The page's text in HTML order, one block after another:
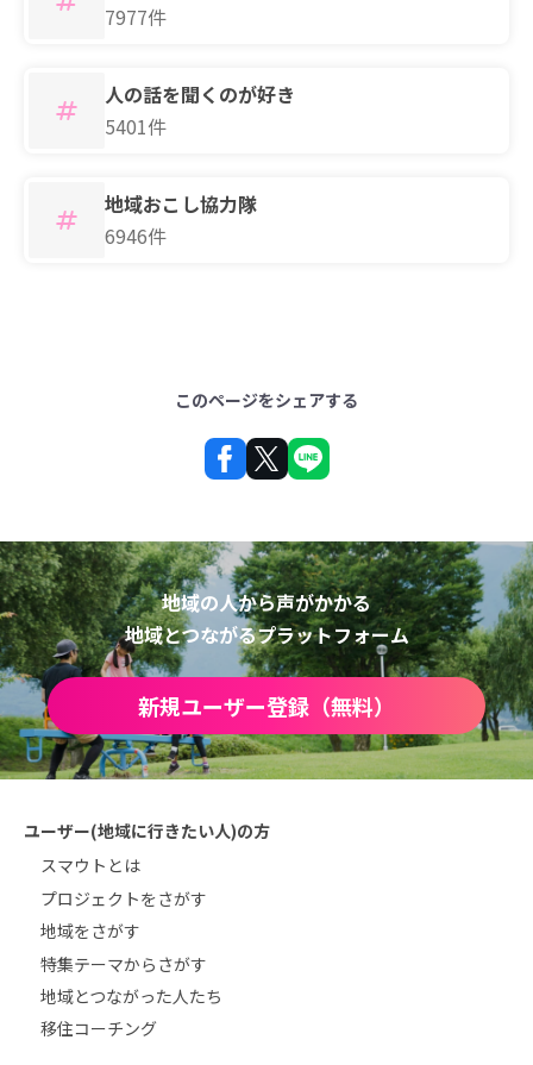
7977件
人の話を聞くのが好き
5401件
地域おこし協力隊
6946件
このページをシェアする
地域の人から声がかかる
地域とつながるプラットフォーム
新規ユーザー登録（無料）
ユーザー(地域に行きたい人)の方
スマウトとは
プロジェクトをさがす
地域をさがす
特集テーマからさがす
地域とつながった人たち
移住コーチング